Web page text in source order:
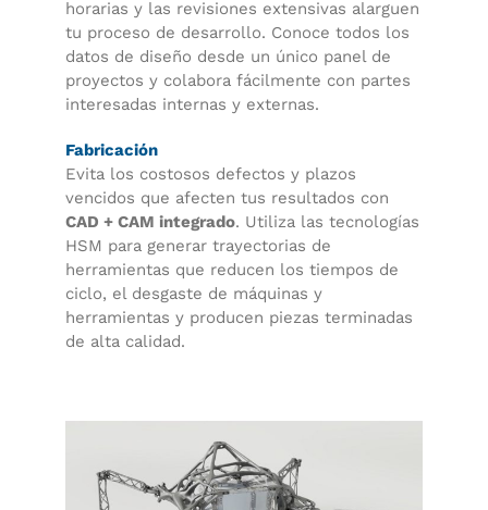
horarias y las revisiones extensivas alarguen
tu proceso de desarrollo. Conoce todos los
datos de diseño desde un único panel de
proyectos y colabora fácilmente con partes
interesadas internas y externas.
Fabricación
Evita los costosos defectos y plazos
vencidos que afecten tus resultados con
CAD + CAM integrado. Utiliza las tecnologías
HSM para generar trayectorias de
herramientas que reducen los tiempos de
ciclo, el desgaste de máquinas y
herramientas y producen piezas terminadas
de alta calidad.